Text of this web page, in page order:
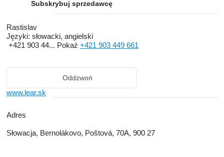
Subskrybuj sprzedawcę
Rastislav
Języki: słowacki, angielski
+421 903 44... Pokaż +421 903 449 661
Oddzwoń
www.lear.sk
Adres
Słowacja, Bernolákovo, Poštová, 70A, 900 27